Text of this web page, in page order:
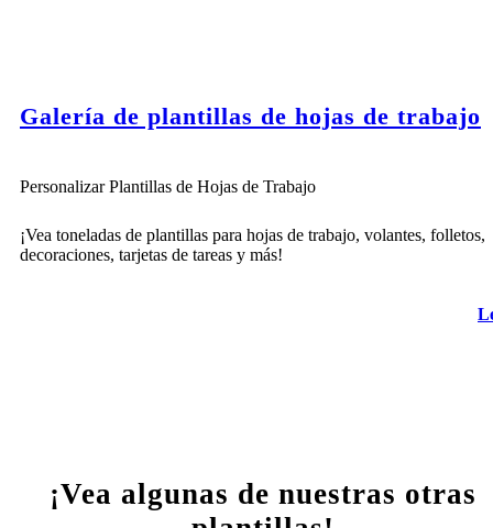
Galería de plantillas de hojas de trabajo
Personalizar Plantillas de Hojas de Trabajo
¡Vea toneladas de plantillas para hojas de trabajo, volantes, folletos,
decoraciones, tarjetas de tareas y más!
¡Vea algunas de nuestras otras